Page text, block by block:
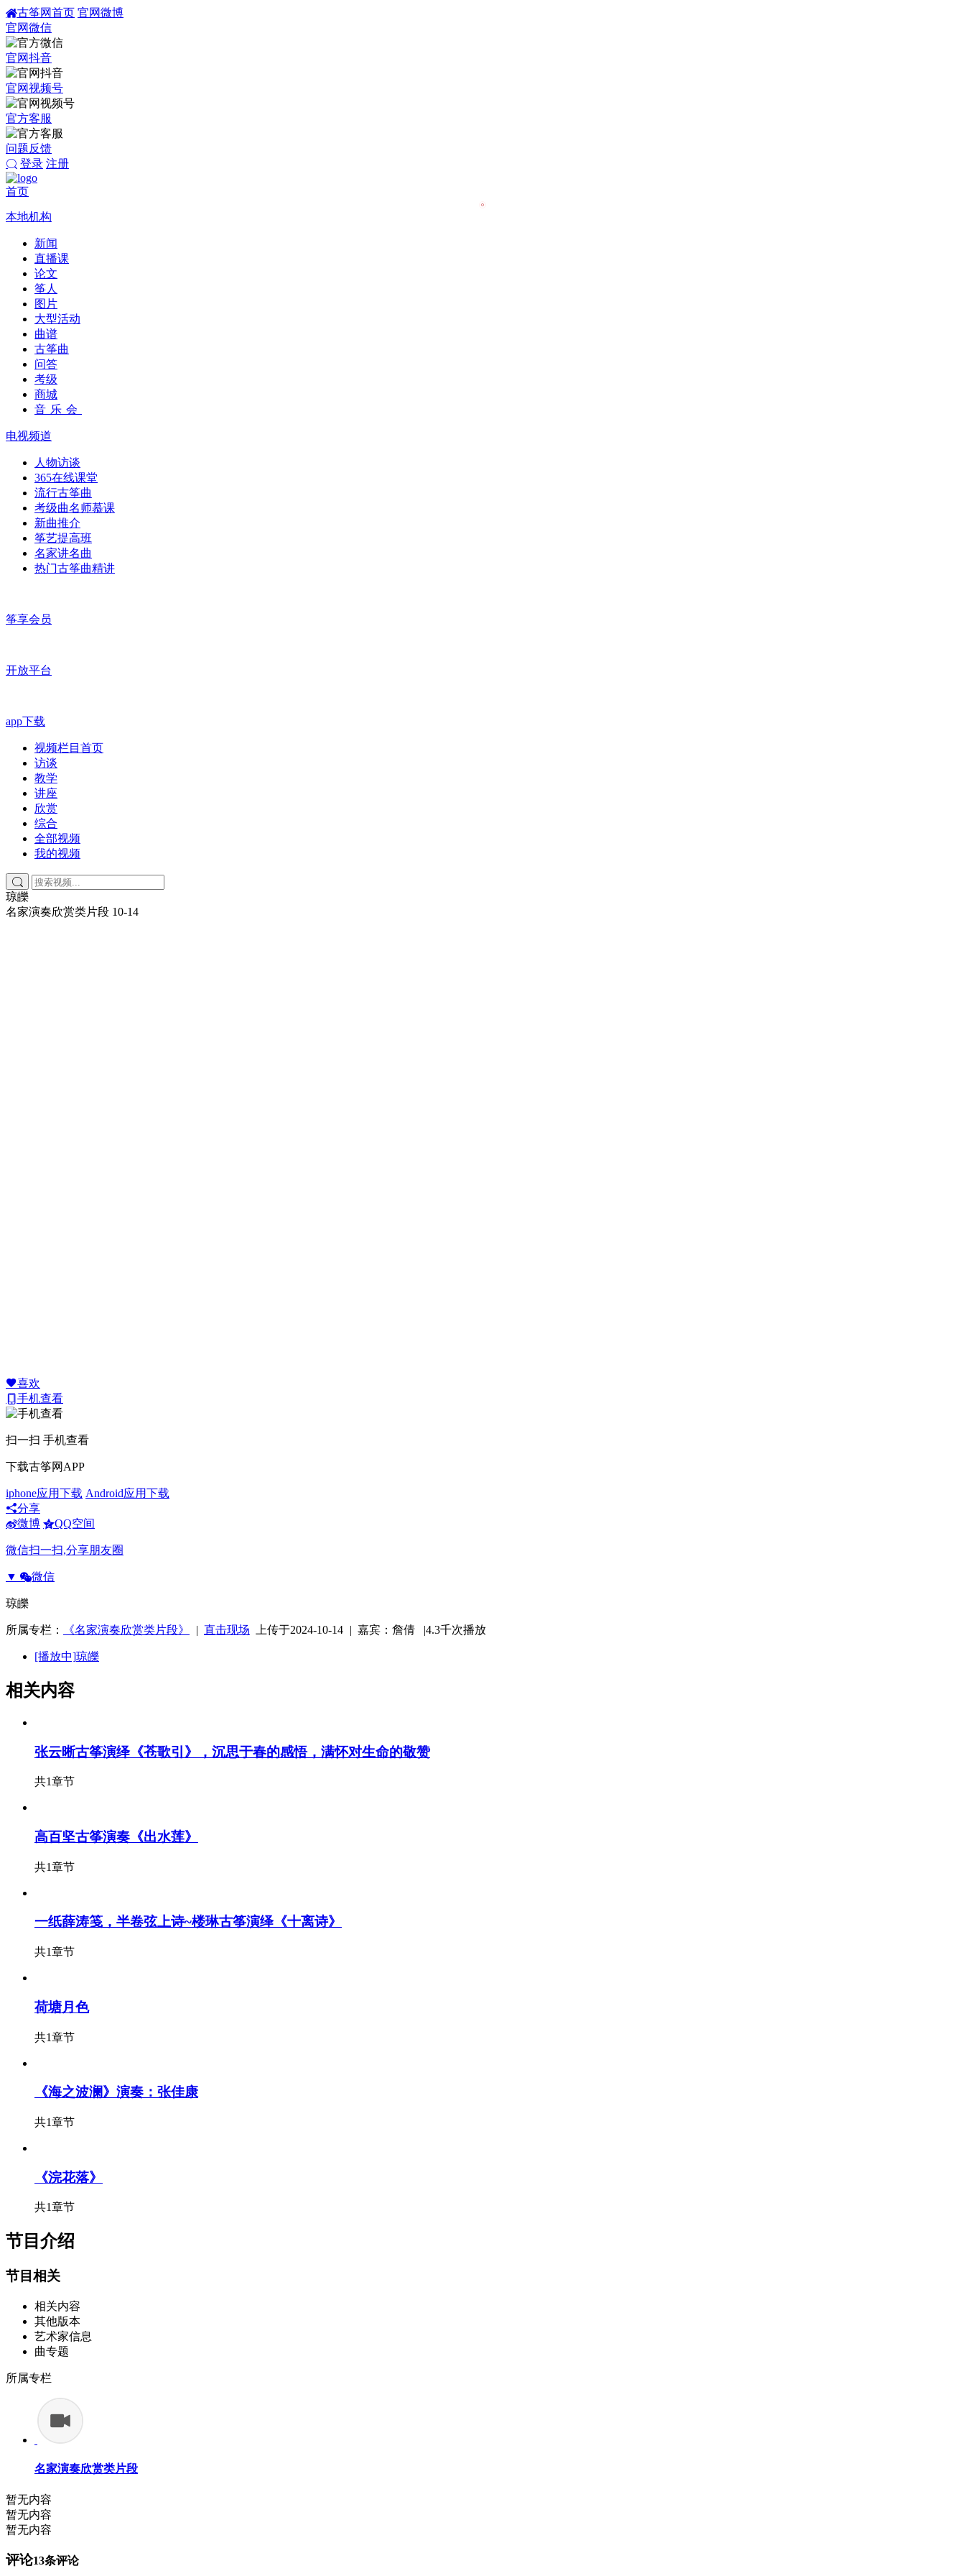
古筝网首页 官网微博
官网微信
官网抖音
官网视频号
官方客服
问题反馈
登录 注册
首页
本地机构
新闻
直播课
论文
筝人
图片
大型活动
曲谱
古筝曲
问答
考级
商城
音乐会
电视频道
人物访谈
365在线课堂
流行古筝曲
考级曲名师慕课
新曲推介
筝艺提高班
名家讲名曲
热门古筝曲精讲
筝享会员
开放平台
app下载
视频栏目首页
访谈
教学
讲座
欣赏
综合
全部视频
我的视频
琼皪
名家演奏欣赏类片段 10-14
喜欢
手机查看
扫一扫 手机查看
下载古筝网APP
iphone应用下载 Android应用下载
分享
微博
QQ空间
微信扫一扫,分享朋友圈
▼ 微信
琼皪
所属专栏： 《名家演奏欣赏类片段》 | 直击现场 上传于2024-10-14 | 嘉宾：詹倩 |4.3千次播放
[播放中]琼皪
相关内容
张云晰古筝演绎《苍歌引》，沉思于春的感悟，满怀对生命的敬赞
共1章节
高百坚古筝演奏《出水莲》
共1章节
一纸薛涛笺，半卷弦上诗~楼琳古筝演绎《十离诗》
共1章节
荷塘月色
共1章节
《海之波澜》演奏：张佳康
共1章节
《浣花落》
共1章节
节目介绍
节目相关
相关内容
其他版本
艺术家信息
曲专题
所属专栏
名家演奏欣赏类片段
暂无内容
暂无内容
暂无内容
评论13条评论